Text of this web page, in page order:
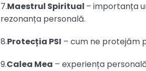
7.Maestrul Spiritual – importanța
rezonanța personală.
8.Protecția PSI – cum ne protejăm
9.Calea Mea – experiența